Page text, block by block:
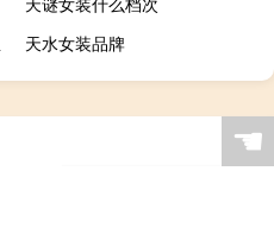
天水女装品牌
☚